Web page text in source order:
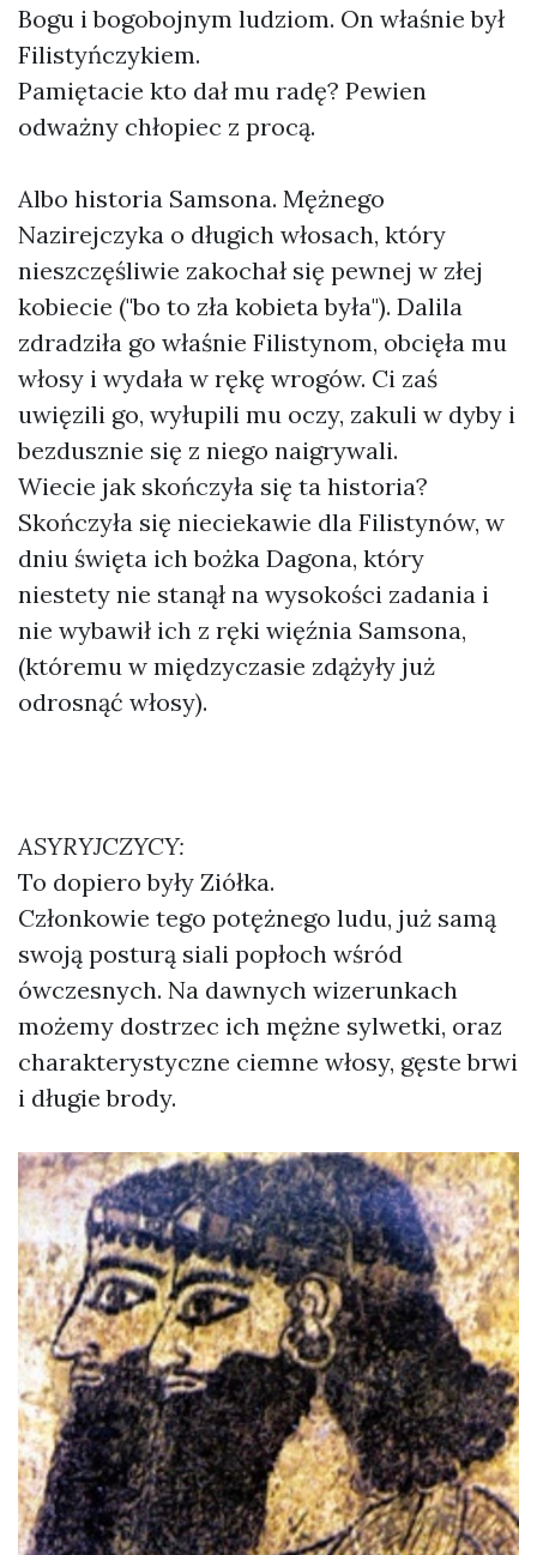
Bogu i bogobojnym ludziom. On właśnie był
Filistyńczykiem.
Pamiętacie kto dał mu radę? Pewien
odważny chłopiec z procą.
Albo historia Samsona. Mężnego
Nazirejczyka o długich włosach, który
nieszczęśliwie zakochał się pewnej w złej
kobiecie ("bo to zła kobieta była"). Dalila
zdradziła go właśnie Filistynom, obcięła mu
włosy i wydała w rękę wrogów. Ci zaś
uwięzili go, wyłupili mu oczy, zakuli w dyby i
bezdusznie się z niego naigrywali.
Wiecie jak skończyła się ta historia?
Skończyła się nieciekawie dla Filistynów, w
dniu święta ich bożka Dagona, który
niestety nie stanął na wysokości zadania i
nie wybawił ich z ręki więźnia Samsona,
(któremu w międzyczasie zdążyły już
odrosnąć włosy).
ASYRYJCZYCY:
To dopiero były Ziółka.
Członkowie tego potężnego ludu, już samą
swoją posturą siali popłoch wśród
ówczesnych. Na dawnych wizerunkach
możemy dostrzec ich mężne sylwetki, oraz
charakterystyczne ciemne włosy, gęste brwi
i długie brody.